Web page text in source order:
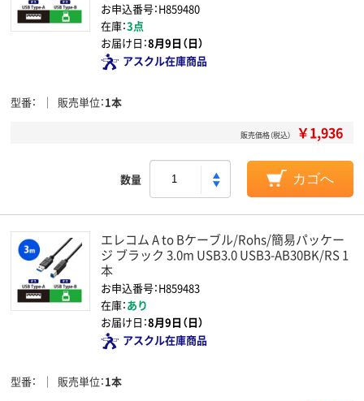
お申込番号：H859480
在庫：3点
お届け日：8月9日（日）
アスクル在庫商品
型番 販売単位 1本
販売価格（税込） ￥1,936
数量 カゴへ
エレコム A to Bケーブル/Rohs/簡易パッケー
ジ ブラック 3.0m USB3.0 USB3-AB30BK/RS 1
本
お申込番号：H859483
在庫：あり
お届け日：8月9日（日）
アスクル在庫商品
型番 販売単位 1本